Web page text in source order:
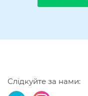
Слідкуйте за нами: